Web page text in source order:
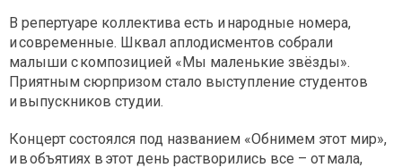
В репертуаре коллектива есть и народные номера,
и современные. Шквал аплодисментов собрали
малыши с композицией «Мы маленькие звёзды».
Приятным сюрпризом стало выступление студентов
и выпускников студии.
Концерт состоялся под названием «Обнимем этот мир»,
и в объятиях в этот день растворились все – от мала,